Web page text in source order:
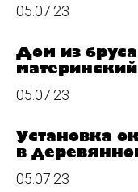
05.07.23
Дом из
05.07.23
Установка
в
05.07.23